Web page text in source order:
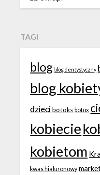
TAGI
blog blog dentystyczny
blog
dzieci botoks botox
kobiecie
kobietom
kwas hialuronowy